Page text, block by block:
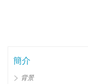
簡介
背景